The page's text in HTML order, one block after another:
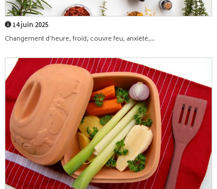
14 juin 2025
Changement d’heure, froid, couvre feu, anxiété,...